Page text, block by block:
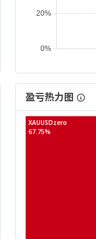
盈亏热力图
XAUUSDzero
67.75%